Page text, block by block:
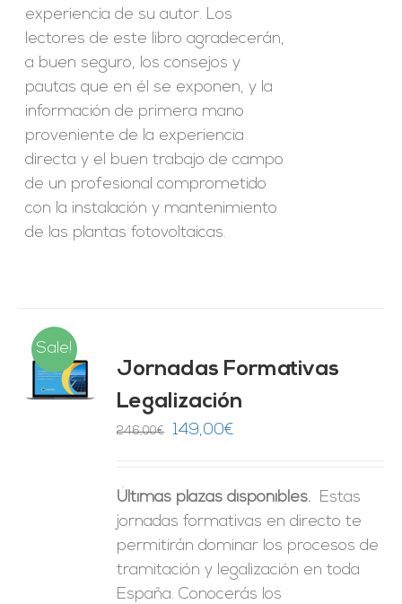
experiencia de su autor. Los
lectores de este libro agradecerán,
a buen seguro, los consejos y
pautas que en él se exponen, y la
información de primera mano
proveniente de la experiencia
directa y el buen trabajo de campo
de un profesional comprometido
con la instalación y mantenimiento
de las plantas fotovoltaicas.
Sale!
Jornadas Formativas
Legalización
246,00€
El
era:
246,00€.
149,00€
es:
149,00€.
Últimas plazas disponibles. Estas
jornadas formativas en directo te
permitirán dominar los procesos de
tramitación y legalización en toda
España. Conocerás los